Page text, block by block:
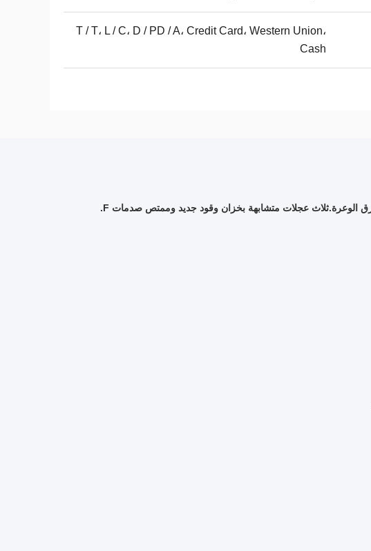
T / T، L / C، D / PD / A، Credit Card، Western Union،
Cash